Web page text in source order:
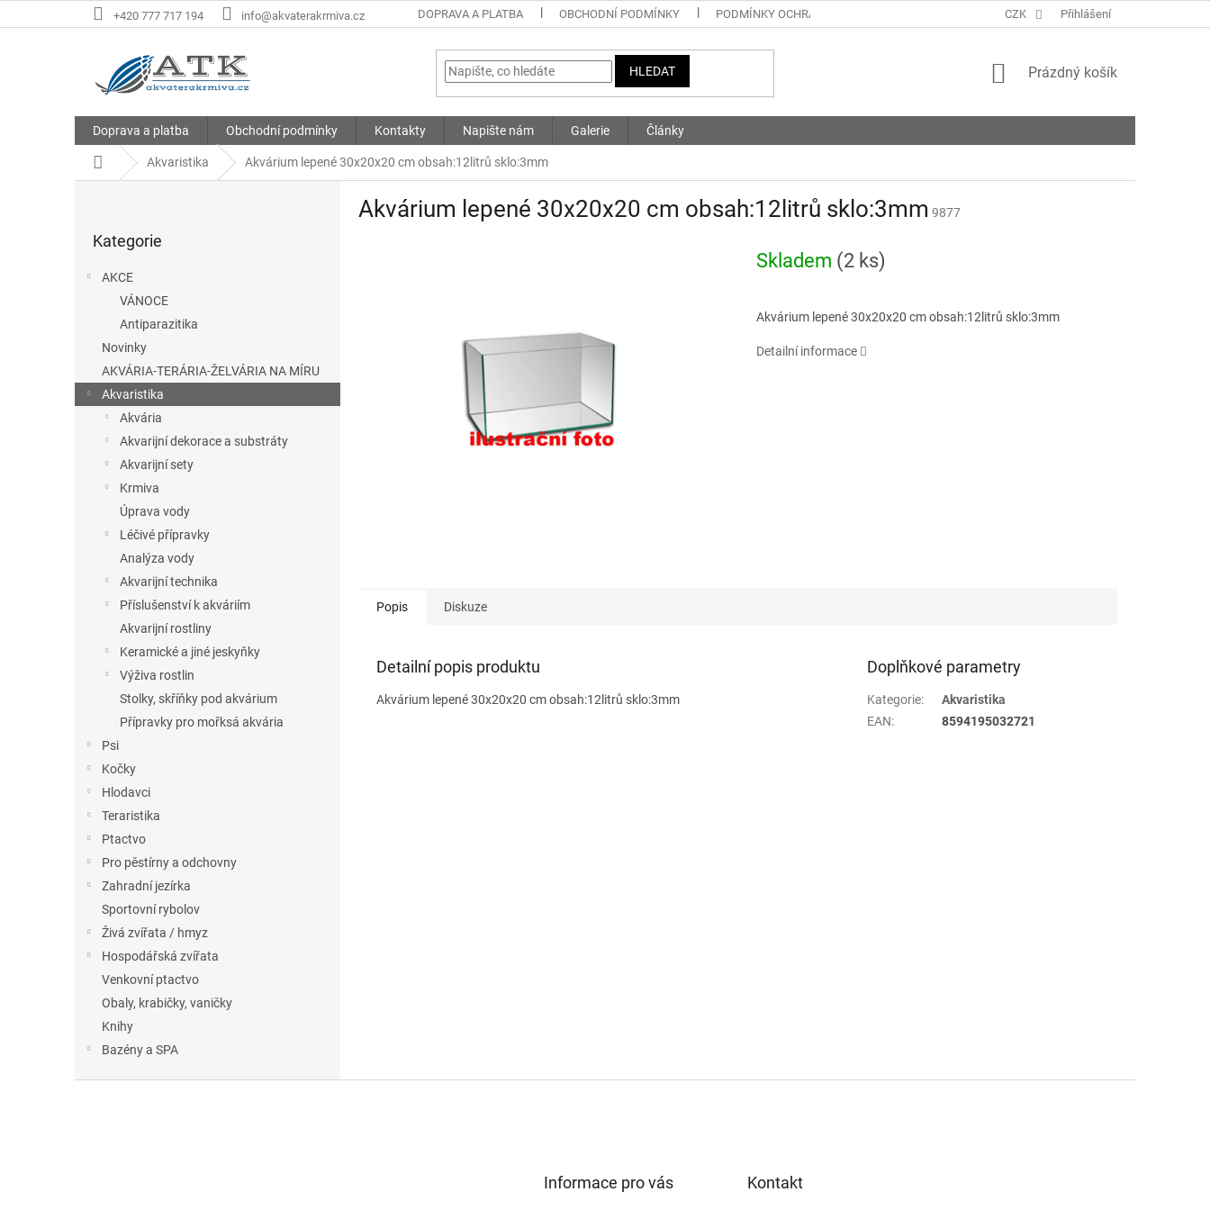
na
+420 777 717 194 info@akvaterakrmiva.cz DOPRAVA A PLATBA OBCHODNÍ PODMÍNKY PODMÍNKY OCHRANY OSOBNÍCH ÚDAJŮ KONTAKTY NAPIŠTE NÁM
CZK Přihlášení
HLEDAT
NÁKUPNÍ
Prázdný košík
Doprava a platba Obchodní podmínky Kontakty Napište nám Galerie Články
Domů Akvaristika Akvárium lepené 30x20x20 cm obsah:12litrů sklo:3mm
a
n
kategorie
Kategorie
AKCE
VÁNOCE
Antiparazitika
Novinky
AKVÁRIA-TERÁRIA-ŽELVÁRIA NA MÍRU
Akvaristika
Akvária
Akvarijní dekorace a substráty
Akvarijní sety
Krmiva
Úprava vody
Léčivé přípravky
Analýza vody
Akvarijní technika
Příslušenství k akváriím
Akvarijní rostliny
Keramické a jiné jeskyňky
Výživa rostlin
Stolky, skříňky pod akvárium
Přípravky pro mořksá akvária
Psi
Kočky
Hlodavci
Teraristika
Ptactvo
Pro pěstírny a odchovny
Zahradní jezírka
Sportovní rybolov
Živá zvířata / hmyz
Hospodářská zvířata
Venkovní ptactvo
Obaly, krabičky, vaničky
Knihy
Bazény a SPA
Akvárium lepené 30x20x20 cm obsah:12litrů sklo:3mm 9877
Skladem (2 ks)
Akvárium lepené 30x20x20 cm obsah:12litrů sklo:3mm
Detailní informace
Popis Diskuze
Detailní popis produktu
Akvárium lepené 30x20x20 cm obsah:12litrů sklo:3mm
Doplňkové parametry
Kategorie:
Akvaristika
EAN: 8594195032721
Informace pro vás Kontakt